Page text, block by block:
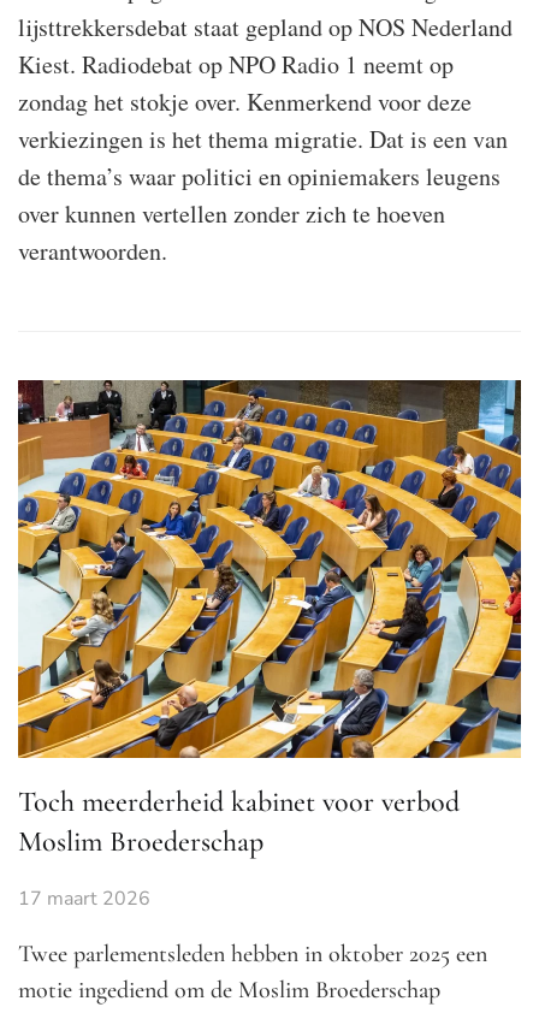
lijsttrekkersdebat staat gepland op NOS Nederland
Kiest. Radiodebat op NPO Radio 1 neemt op
zondag het stokje over. Kenmerkend voor deze
verkiezingen is het thema migratie. Dat is een van
de thema’s waar politici en opiniemakers leugens
over kunnen vertellen zonder zich te hoeven
verantwoorden.
Toch meerderheid kabinet voor verbod
Moslim Broederschap
17 maart 2026
Twee parlementsleden hebben in oktober 2025 een
motie ingediend om de Moslim Broederschap